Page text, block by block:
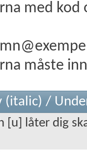
med
måste
(italic) /
[u] låter dig